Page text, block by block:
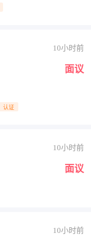
10小时前
面议
认证
10小时前
面议
10小时前